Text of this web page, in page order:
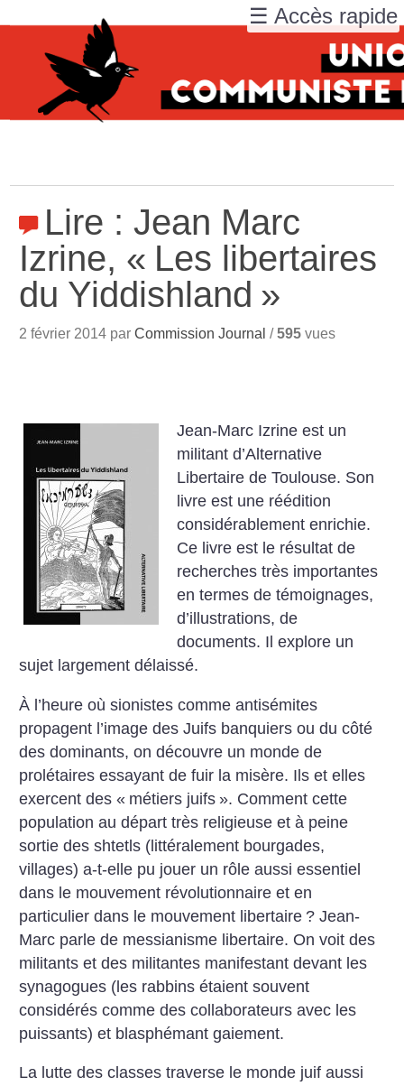
Lire : Jean Marc
Izrine, « Les libertaires
du Yiddishland »
2 février 2014 parCommission Journal /595 vues
Jean-Marc Izrine est un
militant d’Alternative
Libertaire de Toulouse. Son
livre est une réédition
considérablement enrichie.
Ce livre est le résultat de
recherches très importantes
en termes de témoignages,
d’illustrations, de
documents. Il explore un
sujet largement délaissé.
À l’heure où sionistes comme antisémites
propagent l’image des Juifs banquiers ou du côté
des dominants, on découvre un monde de
prolétaires essayant de fuir la misère. Ils et elles
exercent des « métiers juifs ». Comment cette
population au départ très religieuse et à peine
sortie des shtetls (littéralement bourgades,
villages) a-t-elle pu jouer un rôle aussi essentiel
dans le mouvement révolutionnaire et en
particulier dans le mouvement libertaire ? Jean-
Marc parle de messianisme libertaire. On voit des
militants et des militantes manifestant devant les
synagogues (les rabbins étaient souvent
considérés comme des collaborateurs avec les
puissants) et blasphémant gaiement.
La lutte des classes traverse le monde juif aussi
☰ Accès rapide